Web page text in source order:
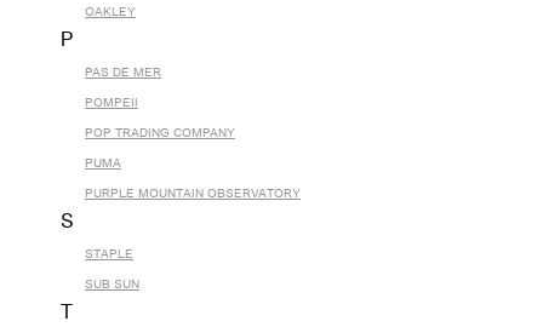
OAKLEY
P
PAS DE MER
POMPEII
POP TRADING COMPANY
PUMA
PURPLE MOUNTAIN OBSERVATORY
S
STAPLE
SUB SUN